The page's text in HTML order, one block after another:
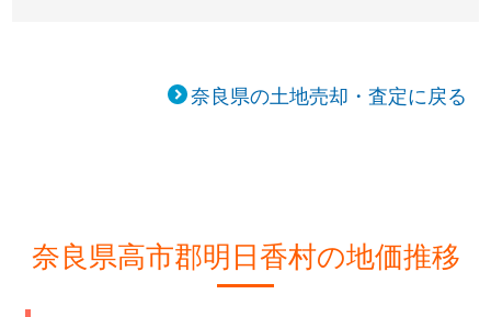
奈良県の土地売却・査定に戻る
奈良県高市郡明日香村の地価推移